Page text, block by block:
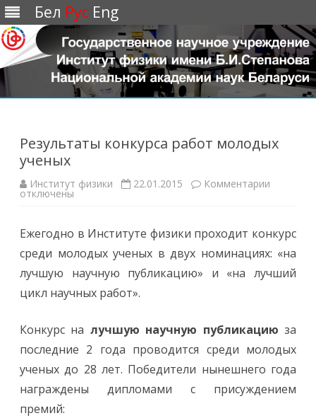
Бел Рус Eng
Результаты конкурса работ молодых
ученых
Институт физики 22.01.2015 Комментарии
с
Р
з
т
к
н
у
отключены
Ежегодно в Институте физики проходит конкурс
среди молодых ученых в двух номинациях: «на
лучшую научную публикацию» и «на лучший
цикл научных работ».
Конкурс на лучшую научную публикацию за
последние 2 года проводится среди молодых
ученых до 28 лет. Победители нынешнего года
награждены дипломами с присуждением
премий: